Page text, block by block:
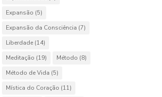
Expansão (5)
Expansão da Consciência (7)
Liberdade (14)
Meditação (19) Método (8)
Método de Vida (5)
Mística do Coração (11)